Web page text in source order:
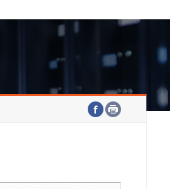
연구원 고객헌장
주요업무연락처